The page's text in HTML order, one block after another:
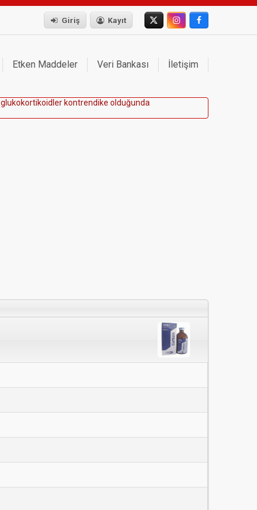
Giriş Kayıt
Etken Maddeler Veri Bankası İletişim
g ukokortikoid er kontrendike o duğunda